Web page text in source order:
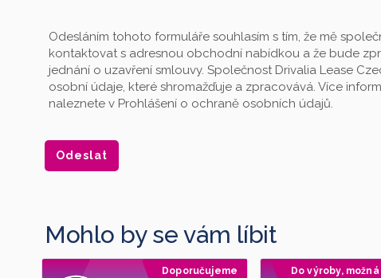
Odesláním tohoto formuláře souhlasím s tím, že mě
kontaktovat s adresnou obchodní nabídkou a že bude
jednání o uzavření smlouvy. Společnost Drivalia Lease
osobní údaje, které shromažďuje a zpracovává. Více
naleznete v Prohlášení o ochraně osobních údajů.
Mohlo by se vám líbit
Doporučujeme Do výroby,